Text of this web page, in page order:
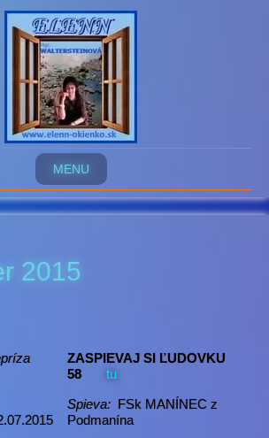
MENU
2015
ZASPIEVAJ SI ĽUDOVKU
58 tu
Spieva: FSk MANÍNEC z
Podmanína